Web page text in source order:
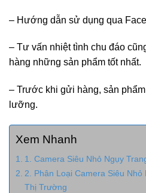
– Hướng dẫn sử dụng qua
– Tư vấn nhiệt tình chu đáo
hàng những sản phẩm tốt nhất.
– Trước khi gửi hàng, sản
lưỡng.
Xem Nhanh
1. Camera Siêu Nhỏ Ngụy
2. Phân Loại Camera Siêu Nhỏ
Thị Trường